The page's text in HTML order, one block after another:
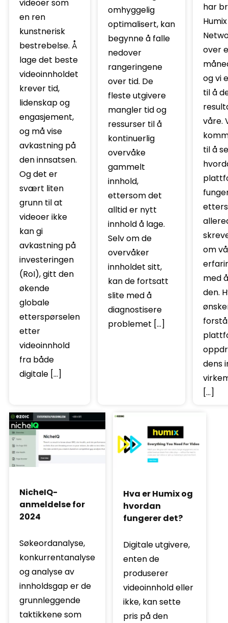
videoer som
en ren
kunstnerisk
bestrebelse. Å
lage det beste
videoinnholdet
krever tid,
lidenskap og
engasjement,
og må vise
avkastning på
den innsatsen.
Og det er
svært liten
grunn til at
videoer ikke
kan gi
avkastning på
investeringen
(RoI), gitt den
økende
globale
etterspørselen
etter
videoinnhold
fra både
digitale […]
omhyggelig
optimalisert, kan
begynne å falle
nedover
rangeringene
over tid. De
fleste utgivere
mangler tid og
ressurser til å
kontinuerlig
overvåke
gammelt
innhold,
ettersom det
alltid er nytt
innhold å lage.
Selv om de
overvåker
innholdet sitt,
kan de fortsatt
slite med å
diagnostisere
problemet […]
har
Humix
over
og vi
til å
våre.
til å
om
med
den.
forstå
dens
[…]
NicheIQ-
anmeldelse for
2024
Søkeordanalyse,
konkurrentanalyse
og analyse av
innholdsgap er de
grunnleggende
taktikkene som
Hva er Humix og
hvordan
fungerer det?
Digitale utgivere,
enten de
produserer
videoinnhold eller
ikke, kan sette
pris på den